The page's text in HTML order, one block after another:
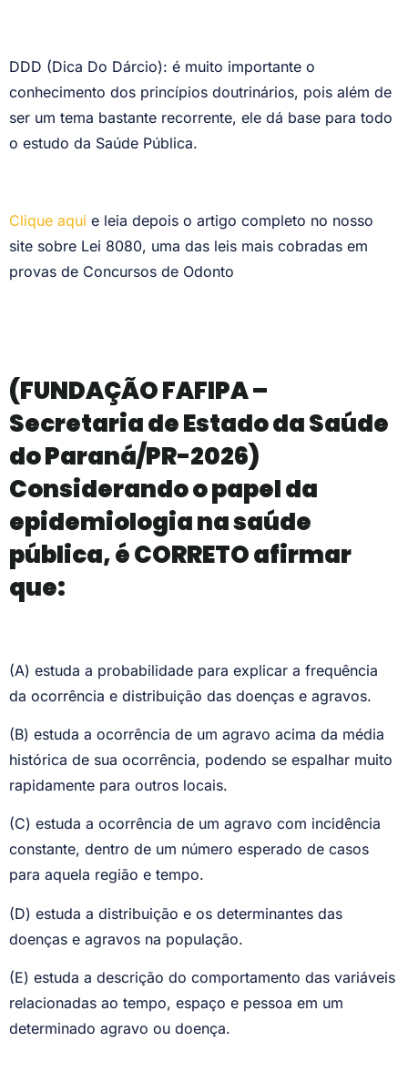
DDD (Dica Do Dárcio): é muito importante o
conhecimento dos princípios doutrinários, pois além de
ser um tema bastante recorrente, ele dá base para todo
o estudo da Saúde Pública.
Clique aqui e leia depois o artigo completo no nosso
site sobre Lei 8080, uma das leis mais cobradas em
provas de Concursos de Odonto
(FUNDAÇÃO FAFIPA –
Secretaria de Estado da Saúde
do Paraná/PR-2026)
Considerando o papel da
epidemiologia na saúde
pública, é CORRETO afirmar
que:
(A) estuda a probabilidade para explicar a frequência
da ocorrência e distribuição das doenças e agravos.
(B) estuda a ocorrência de um agravo acima da média
histórica de sua ocorrência, podendo se espalhar muito
rapidamente para outros locais.
(C) estuda a ocorrência de um agravo com incidência
constante, dentro de um número esperado de casos
para aquela região e tempo.
(D) estuda a distribuição e os determinantes das
doenças e agravos na população.
(E) estuda a descrição do comportamento das variáveis
relacionadas ao tempo, espaço e pessoa em um
determinado agravo ou doença.